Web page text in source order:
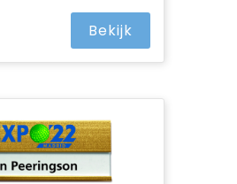
Bekijk